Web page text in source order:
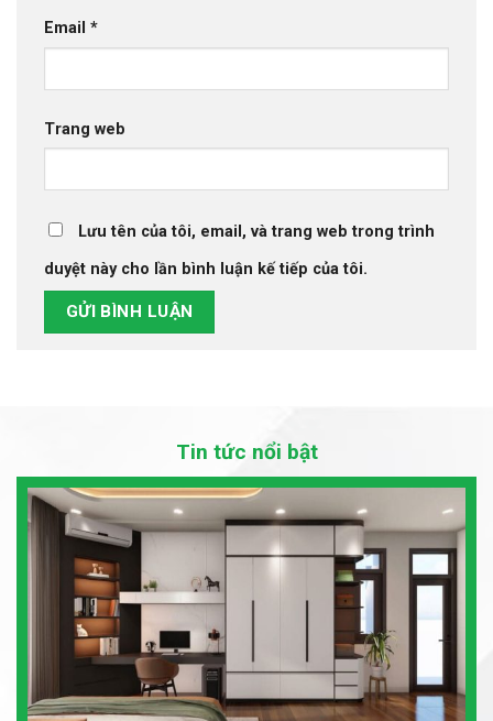
Email *
Trang web
Lưu tên của tôi, email, và trang web trong trình
duyệt này cho lần bình luận kế tiếp của tôi.
Tin tức nổi bật